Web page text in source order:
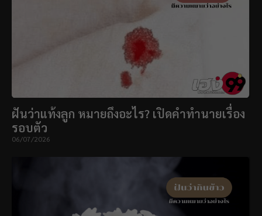
ฝันว่าแท้งลูก หมายถึงอะไร? เปิดคำทำนายเรื่อง
รอบตัว
06/07/2026